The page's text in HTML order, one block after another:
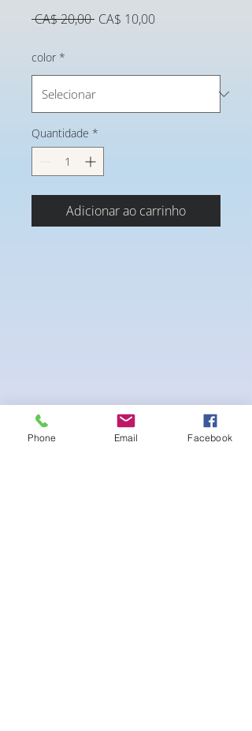
CA$ 20,00 Preço
CA$ 10,00Preço
color *
Quantidade *
Adicionar ao carrinho
Silver and Crystal AB earrings
Phone Email Facebook